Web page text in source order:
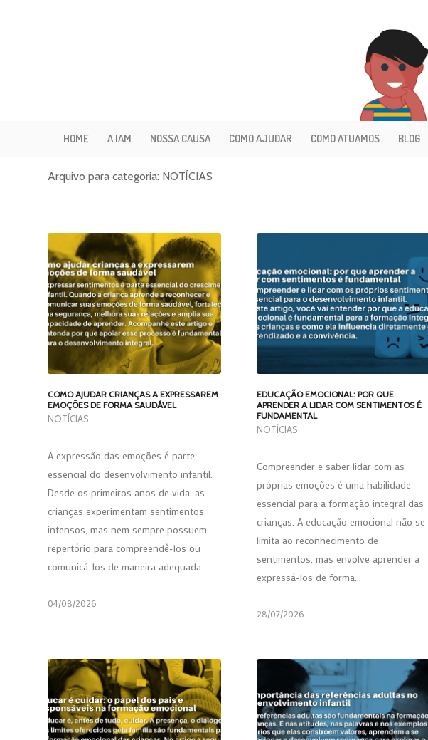
HOME A IAM NOSSA CAUSA COMO AJUDAR COMO ATUAMOS BLOG
Arquivo para categoria: NOTÍCIAS
COMO AJUDAR CRIANÇAS A EXPRESSAREM
EMOÇÕES DE FORMA SAUDÁVEL
NOTÍCIAS
A expressão das emoções é parte
essencial do desenvolvimento infantil.
Desde os primeiros anos de vida, as
crianças experimentam sentimentos
intensos, mas nem sempre possuem
repertório para compreendê-los ou
comunicá-los de maneira adequada.…
04/08/2026
EDUCAÇÃO EMOCIONAL: POR QUE
APRENDER A LIDAR COM SENTIMENTOS É
FUNDAMENTAL
NOTÍCIAS
Compreender e saber lidar com as
próprias emoções é uma habilidade
essencial para a formação integral das
crianças. A educação emocional não se
limita ao reconhecimento de
sentimentos, mas envolve aprender a
expressá-los de forma…
28/07/2026